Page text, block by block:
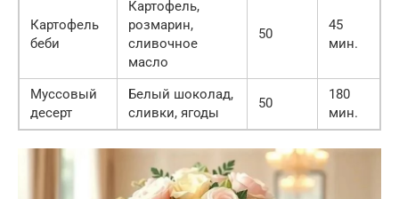
Картофель
беби
Картофель,
розмарин,
сливочное
масло
50
45
мин.
Муссовый
десерт
Белый шоколад,
сливки, ягоды
50
180
мин.